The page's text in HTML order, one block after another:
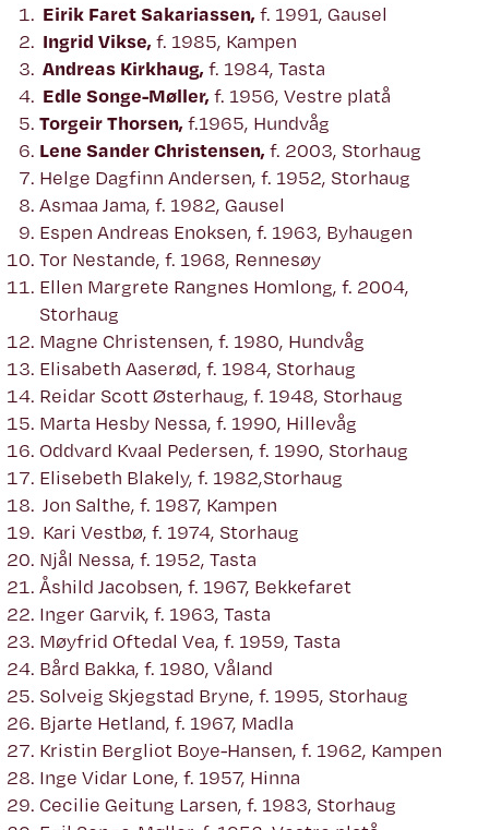
Eirik Faret Sakariassen, f. 1991, Gausel
Ingrid Vikse, f. 1985, Kampen
Andreas Kirkhaug, f. 1984, Tasta
Edle Songe-Møller, f. 1956, Vestre platå
Torgeir Thorsen, f.1965, Hundvåg
Lene SanderChristensen, f. 2003, Storhaug
Helge Dagfinn Andersen, f. 1952, Storhaug
Asmaa Jama, f. 1982, Gausel
Espen Andreas Enoksen, f. 1963, Byhaugen
Tor Nestande, f. 1968, Rennesøy
Ellen Margrete Rangnes Homlong, f. 2004,
Storhaug
Magne Christensen, f. 1980, Hundvåg
Elisabeth Aaserød, f. 1984, Storhaug
Reidar Scott Østerhaug, f. 1948, Storhaug
Marta Hesby Nessa, f. 1990, Hillevåg
Oddvard Kvaal Pedersen, f. 1990, Storhaug
Elisebeth Blakely, f. 1982,Storhaug
Jon Salthe, f. 1987, Kampen
Kari Vestbø, f. 1974, Storhaug
Njål Nessa, f. 1952, Tasta
Åshild Jacobsen, f. 1967, Bekkefaret
Inger Garvik, f. 1963, Tasta
Møyfrid Oftedal Vea, f. 1959, Tasta
Bård Bakka, f. 1980, Våland
Solveig Skjegstad Bryne, f. 1995, Storhaug
Bjarte Hetland, f. 1967, Madla
Kristin Bergliot Boye-Hansen, f. 1962, Kampen
Inge Vidar Lone, f. 1957, Hinna
Cecilie Geitung Larsen, f. 1983, Storhaug